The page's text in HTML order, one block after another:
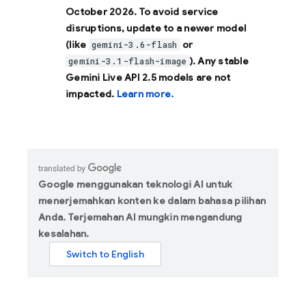
October 2026. To avoid service
disruptions, update to a newer model
(like gemini-3.6-flash or
gemini-3.1-flash-image ). Any stable
Gemini Live API 2.5 models are not
impacted. Learn more.
Google menggunakan teknologi AI untuk
menerjemahkan konten ke dalam bahasa pilihan
Anda. Terjemahan AI mungkin mengandung
kesalahan.